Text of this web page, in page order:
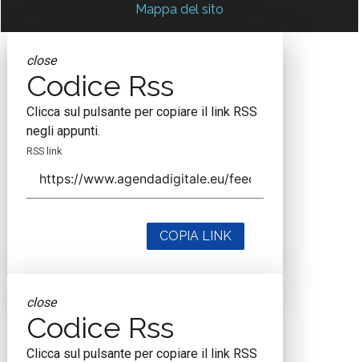
Mappa del sito
close
Codice Rss
Clicca sul pulsante per copiare il link RSS
negli appunti.
RSS link
COPIA LINK
close
Codice Rss
Clicca sul pulsante per copiare il link RSS